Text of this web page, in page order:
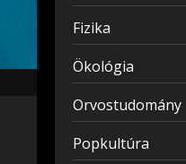
Fizika
Ökológia
Orvostudomány
Popkultúra